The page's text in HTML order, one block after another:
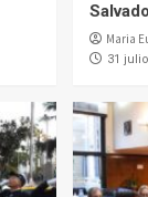
Maria
31